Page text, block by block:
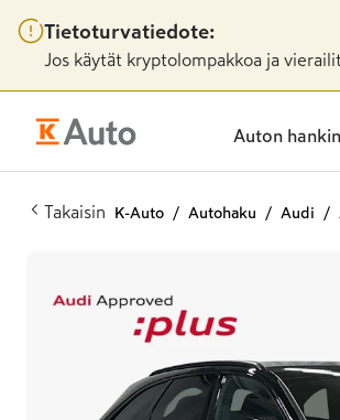
Tietoturvatiedote:
Jos käytät kryptolompakkoa ja
Auton
Takaisin K-Auto Autohaku Audi